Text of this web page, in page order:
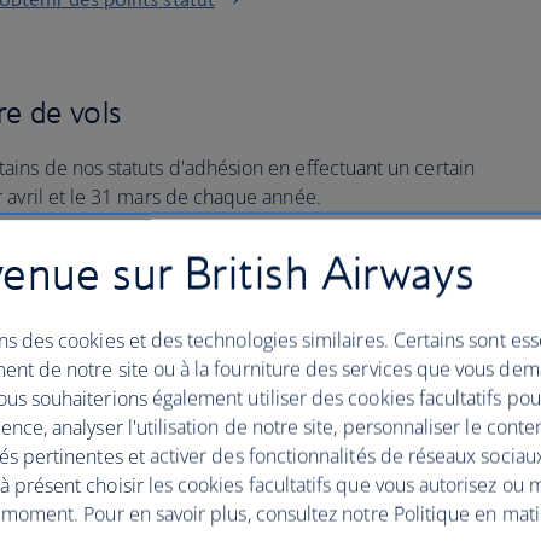
de vols
de nos statuts d'adhésion en effectuant un certain
et le 31 mars de chaque année.
code British Airways pour accéder au statut Bronze,
d'obtention de
Club, vous cumulez automatiquement
sur British Airways
des cookies et des technologies similaires. Certains sont
de notre site ou à la fourniture des services que vous
souhaiterions également utiliser des cookies facultatifs
analyser l'utilisation de notre site, personnaliser le
pertinentes et activer des fonctionnalités de réseaux
présent choisir les cookies facultatifs que vous autorisez ou
Pour en savoir plus, consultez notre Politique en